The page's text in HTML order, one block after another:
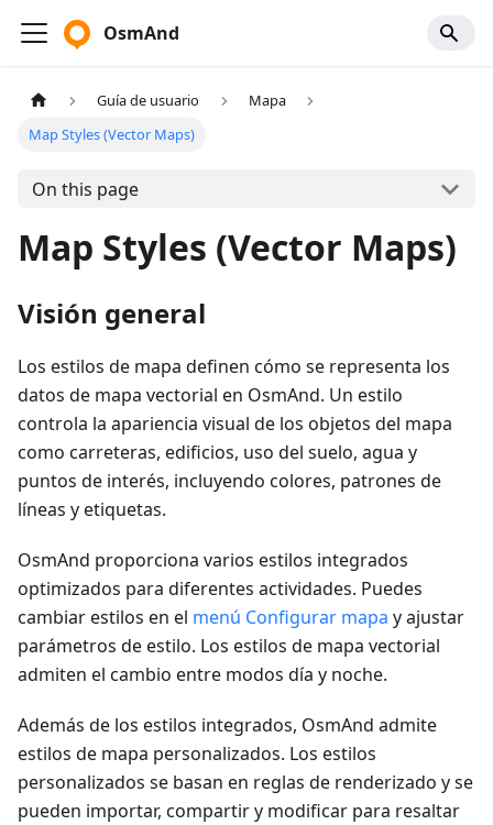
OsmAnd
Guía de usuario
Mapa
Map Styles (Vector Maps)
On this page
Map Styles (Vector Maps)
Visión general
Los estilos de mapa definen cómo se representa los
datos de mapa vectorial en OsmAnd. Un estilo
controla la apariencia visual de los objetos del mapa
como carreteras, edificios, uso del suelo, agua y
puntos de interés, incluyendo colores, patrones de
líneas y etiquetas.
OsmAnd proporciona varios estilos integrados
optimizados para diferentes actividades. Puedes
cambiar estilos en el menú Configurar mapa y ajustar
parámetros de estilo. Los estilos de mapa vectorial
admiten el cambio entre modos día y noche.
Además de los estilos integrados, OsmAnd admite
estilos de mapa personalizados. Los estilos
personalizados se basan en reglas de renderizado y se
pueden importar, compartir y modificar para resaltar